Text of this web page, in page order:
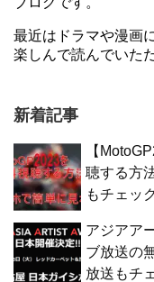
最近はドラマや漫画
楽しんで読んでいた
新着記事
【
聴する方
もチェッ
アジアア
ブ放送の
放送もチ